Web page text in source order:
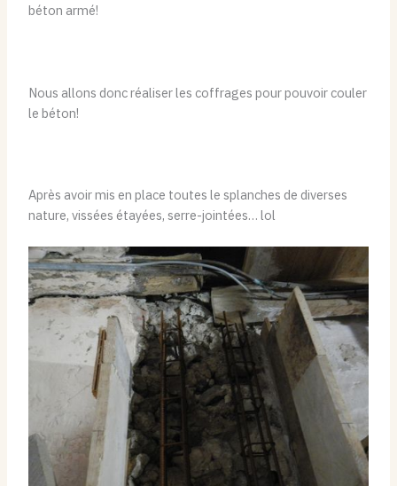
béton armé!
Nous allons donc réaliser les coffrages pour pouvoir couler
le béton!
Après avoir mis en place toutes le splanches de diverses
nature, vissées étayées, serre-jointées… lol